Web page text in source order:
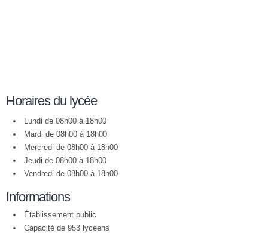
Horaires du lycée
Lundi de 08h00 à 18h00
Mardi de 08h00 à 18h00
Mercredi de 08h00 à 18h00
Jeudi de 08h00 à 18h00
Vendredi de 08h00 à 18h00
Informations
Établissement public
Capacité de 953 lycéens